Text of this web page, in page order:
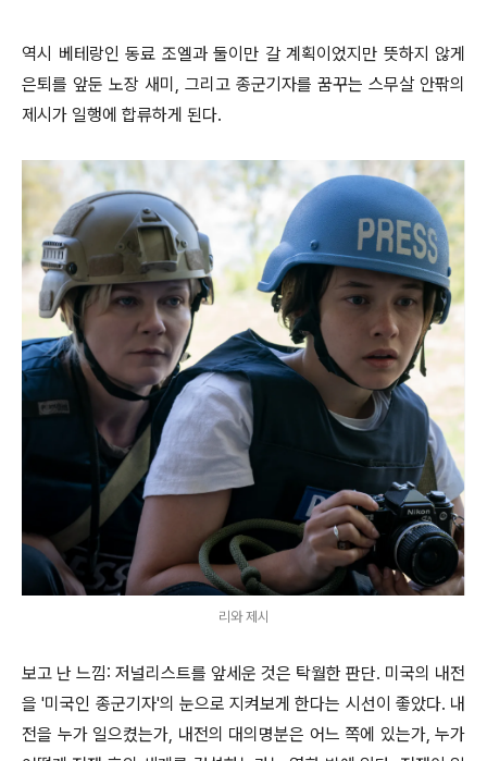
역시 베테랑인 동료 조엘과 둘이만 갈 계획이었지만 뜻하지 않게
은퇴를 앞둔 노장 새미, 그리고 종군기자를 꿈꾸는 스무살 안팎의
제시가 일행에 합류하게 된다.
리와 제시
보고 난 느낌: 저널리스트를 앞세운 것은 탁월한 판단. 미국의 내전
을 '미국인 종군기자'의 눈으로 지켜보게 한다는 시선이 좋았다. 내
전을 누가 일으켰는가, 내전의 대의명분은 어느 쪽에 있는가, 누가